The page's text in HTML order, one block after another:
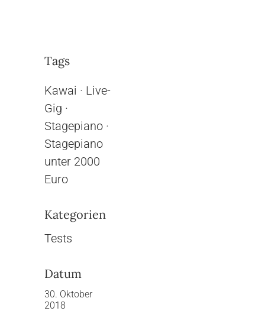
Tags
Kawai · Live-
Gig ·
Stagepiano ·
Stagepiano
unter 2000
Euro
Kategorien
Tests
Datum
30. Oktober
2018